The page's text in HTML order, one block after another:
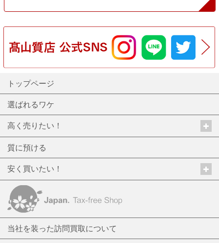
トップページ
選ばれるワケ
高く売りたい！
質に預ける
安く買いたい！
当社を装った訪問買取について